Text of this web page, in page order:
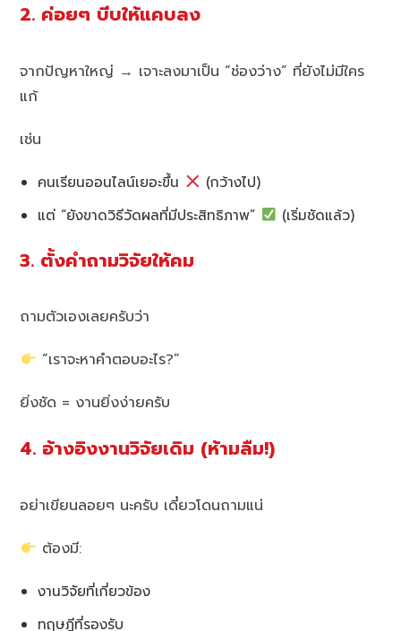
2. ค่อยๆ บีบให้แคบลง
จากปัญหาใหญ่ → เจาะลงมาเป็น “ช่องว่าง” ที่ยังไม่มีใคร
แก้
เช่น
คนเรียนออนไลน์เยอะขึ้น
(กว้างไป)
แต่ “ยังขาดวิธีวัดผลที่มีประสิทธิภาพ”
(เริ่มชัดแล้ว)
3. ตั้งคำถามวิจัยให้คม
ถามตัวเองเลยครับว่า
“เราจะหาคำตอบอะไร?”
ยิ่งชัด = งานยิ่งง่ายครับ
4. อ้างอิงงานวิจัยเดิม (ห้ามลืม!)
อย่าเขียนลอยๆ นะครับ เดี๋ยวโดนถามแน่
ต้องมี:
งานวิจัยที่เกี่ยวข้อง
ทฤษฎีที่รองรับ